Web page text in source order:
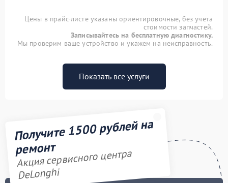
Цены в прайс-листе указаны ориентировочные, без учета
стоимости запчастей.
Записывайтесь на бесплатную диагностику.
Мы проверим ваше устройство и укажем на неисправность.
Показать все услуги
Получите 1500 рублей на
ремонт
Акция сервисного центра
DeLonghi